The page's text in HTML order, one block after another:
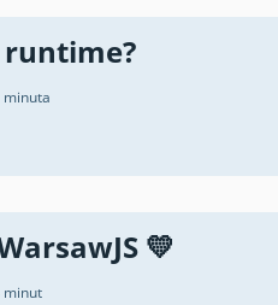
runtime?
minuta
💛
minut